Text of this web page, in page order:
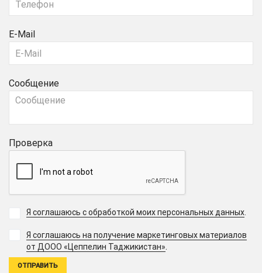
E-Mail
Сообщение
Проверка
Я соглашаюсь с обработкой моих персональных данных.
Я соглашаюсь на получение маркетинговых материалов
от ДООО «Цеппелин Таджикистан».